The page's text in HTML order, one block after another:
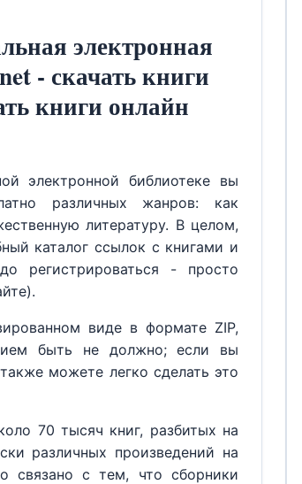
электронная
- скачать книги
книги онлайн
электронной библиотеке вы
различных жанров: как
литературу. В целом,
каталог ссылок с книгами и
регистрироваться - просто
виде в формате ZIP,
быть не должно; если вы
можете легко сделать это
70 тысяч книг, разбитых на
различных произведений на
связано с тем, что сборники